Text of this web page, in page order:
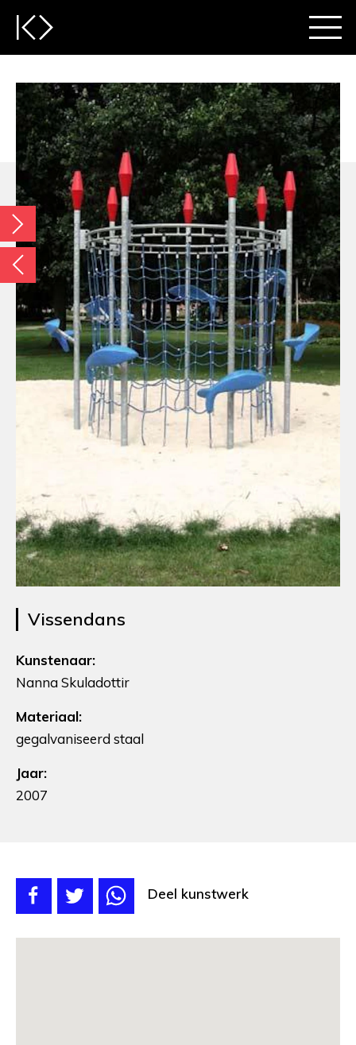
Vissendans
Kunstenaar:
Nanna Skuladottir
Materiaal:
gegalvaniseerd staal
Jaar:
2007
Deel kunstwerk